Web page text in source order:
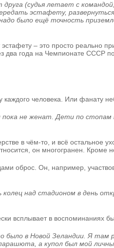
(судья летает с
эстафету,
было ещё точность
– это просто реально
два года на Чемпионате СССР
человека. Или фанату
не женат. Дети по
в чём-то, и всё
он многогранен. Кроме
оброс. Он, например,
над стадионом в день
всплывает в воспоминаниях
в Новой Зеландии. Я
а купол был мой